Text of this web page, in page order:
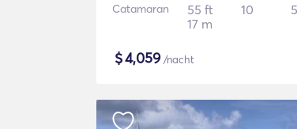
Catamaran
55 ft
17 m
10 5
$4,059/nacht